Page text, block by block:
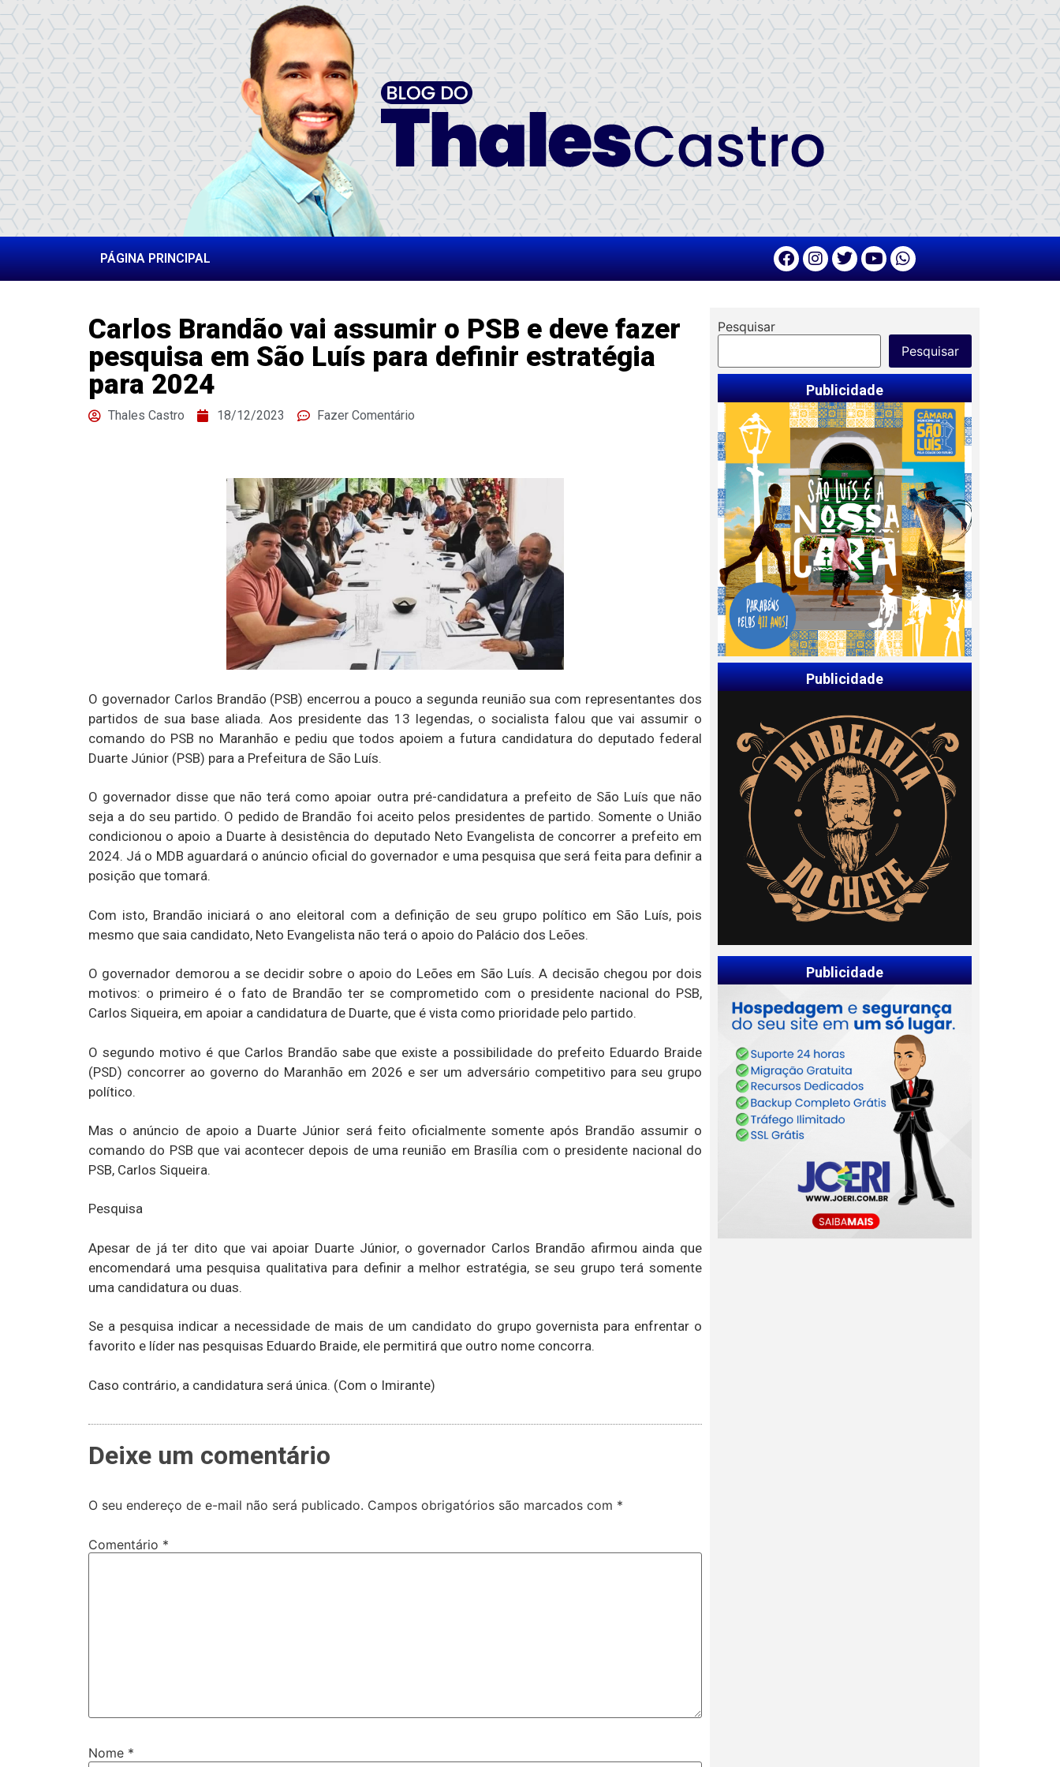
PÁGINA PRINCIPAL
Carlos Brandão vai assumir o PSB e deve fazer
pesquisa em São Luís para definir estratégia
para 2024
Thales Castro 18/12/2023 Fazer Comentário
O governador Carlos Brandão (PSB) encerrou a pouco a segunda reunião sua com representantes dos
partidos de sua base aliada. Aos presidente das 13 legendas, o socialista falou que vai assumir o
comando do PSB no Maranhão e pediu que todos apoiem a futura candidatura do deputado federal
Duarte Júnior (PSB) para a Prefeitura de São Luís.
O governador disse que não terá como apoiar outra pré-candidatura a prefeito de São Luís que não
seja a do seu partido. O pedido de Brandão foi aceito pelos presidentes de partido. Somente o União
condicionou o apoio a Duarte à desistência do deputado Neto Evangelista de concorrer a prefeito em
2024. Já o MDB aguardará o anúncio oficial do governador e uma pesquisa que será feita para definir a
posição que tomará.
Com isto, Brandão iniciará o ano eleitoral com a definição de seu grupo político em São Luís, pois
mesmo que saia candidato, Neto Evangelista não terá o apoio do Palácio dos Leões.
O governador demorou a se decidir sobre o apoio do Leões em São Luís. A decisão chegou por dois
motivos: o primeiro é o fato de Brandão ter se comprometido com o presidente nacional do PSB,
Carlos Siqueira, em apoiar a candidatura de Duarte, que é vista como prioridade pelo partido.
O segundo motivo é que Carlos Brandão sabe que existe a possibilidade do prefeito Eduardo Braide
(PSD) concorrer ao governo do Maranhão em 2026 e ser um adversário competitivo para seu grupo
político.
Mas o anúncio de apoio a Duarte Júnior será feito oficialmente somente após Brandão assumir o
comando do PSB que vai acontecer depois de uma reunião em Brasília com o presidente nacional do
PSB, Carlos Siqueira.
Pesquisa
Apesar de já ter dito que vai apoiar Duarte Júnior, o governador Carlos Brandão afirmou ainda que
encomendará uma pesquisa qualitativa para definir a melhor estratégia, se seu grupo terá somente
uma candidatura ou duas.
Se a pesquisa indicar a necessidade de mais de um candidato do grupo governista para enfrentar o
favorito e líder nas pesquisas Eduardo Braide, ele permitirá que outro nome concorra.
Caso contrário, a candidatura será única. (Com o Imirante)
Deixe um comentário
O seu endereço de e-mail não será publicado. Campos obrigatórios são marcados com *
Comentário *
Nome *
Pesquisar
Pesquisar
Publicidade
Publicidade
Publicidade